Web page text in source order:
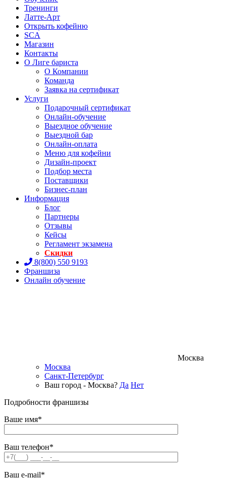
Тренинги
Латте-Арт
Открыть кофейню
SCA
Магазин
Контакты
О Лиге бариста
О Компании
Команда
Заявка на сертификат
Услуги
Подарочный сертификат
Онлайн-обучение
Выездное обучение
Выездной бар
Онлайн-оплата
Меню для кофейни
Дизайн-проект
Подбор места
Поставщики
Бизнес-план
Информация
Блог
Партнеры
Отзывы
Кейсы
Регламент экзамена
Скидки
8(800) 550 9193
Франшиза
Онлайн обучение
Москва
Москва
Санкт-Петербург
Ваш город - Москва? Да Нет
Подробности франшизы
Ваше имя*
Ваш телефон*
Ваш e-mail*